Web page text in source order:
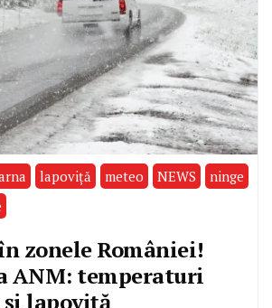
lapoviță meteo NEWS
ninge
zonele României!
ANM: temperaturi
lapoviță